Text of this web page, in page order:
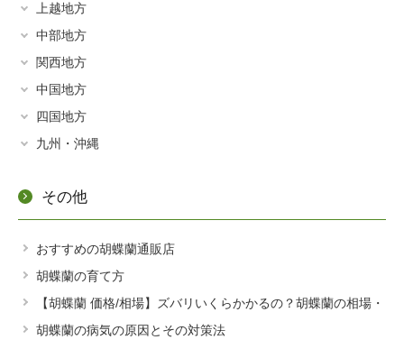
秋田県
宮城県
福島県
山形県
茨城
千葉
群馬
埼玉
神奈川
上越地方
新潟県
富山県
福井県
山梨県
中部地方
岐阜県
静岡県
関西地方
滋賀県
京都
大阪府
和歌山県
兵庫県
中国地方
島根県
鳥取県
山口県
四国地方
香川県
高知県
九州・沖縄
佐賀県
宮崎県
熊本県
鹿児島県
その他
おすすめの胡蝶蘭通販店
胡蝶蘭の育て方
【胡蝶蘭 価格/相場】ズバリいくらかかるの？胡蝶蘭の相場・
価格を大公開！
胡蝶蘭の病気の原因とその対策法